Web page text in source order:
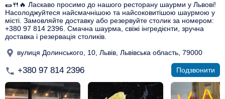
🌯🍴🔥 Ласкаво просимо до нашого ресторану шаурми у Львові!
Насолоджуйтеся найсмачнішою та найсоковитішою шаурмою у
місті. Замовляйте доставку або резервуйте столик за номером:
+380 97 814 2396. Смачна шаурма, свіжі інгредієнти, зручна
доставка і резервація столиків.
вулиця Долинського, 10, Львів, Львівська область, 79000
+380 97 814 2396 Подзвонити